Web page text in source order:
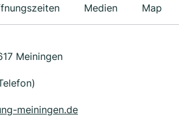
Medien Map
Meiningen
meiningen.de